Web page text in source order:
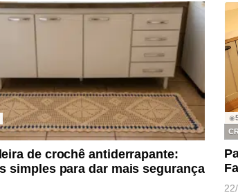
de crochê antiderrapante:
simples para dar mais segurança
◉